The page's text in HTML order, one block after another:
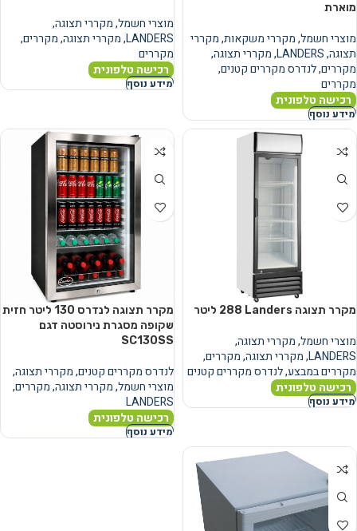
מוארת
מוצרי חשמל,מקררי משקאות,מקררי
תצוגה,
LANDERS
,מקררי תצוגה,
מקררים,לנדרס מקררים קטנים,
מקררים
רכישה טלפונית
מידע נוסף
מוצרי חשמל,מקררי תצוגה,
LANDERS
,מקררי תצוגה,מקררים,
מקררים
רכישה טלפונית
מידע נוסף
מקרר תצוגה Landers ‏288 ‏ליטר
מוצרי חשמל,מקררי תצוגה,
LANDERS
,מקררי תצוגה,מקררים,
מקררים במבצע,לנדרס מקררים קטנים
רכישה טלפונית
מידע נוסף
מקרר תצוגה לנדרס ‏130 ‏ליטר חזית
שקופה מסגרת נירוסטה דגם
SC130SS
לנדרס מקררים קטנים,מקררי תצוגה,
מוצרי חשמל,מקררי תצוגה,מקררים,
LANDERS
רכישה טלפונית
מידע נוסף